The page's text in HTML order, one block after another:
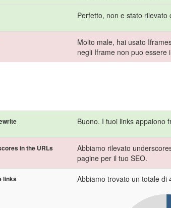
Perfetto, non e stato
Molto male, hai usato
negli Iframe non puo essere
Buono. I tuoi links appaiono
in the URLs
Abbiamo rilevato
pagine per il tuo SEO.
links Abbiamo trovato un totale di